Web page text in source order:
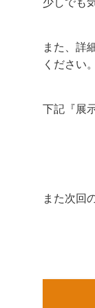
少しでも
また、詳
ください
下記『展
また次回